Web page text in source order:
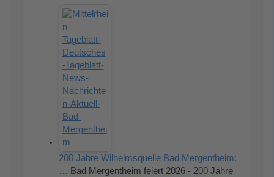
200 Jahre Wilhelmsquelle Bad Mergentheim:
… Bad Mergentheim feiert 2026 - 200 Jahre